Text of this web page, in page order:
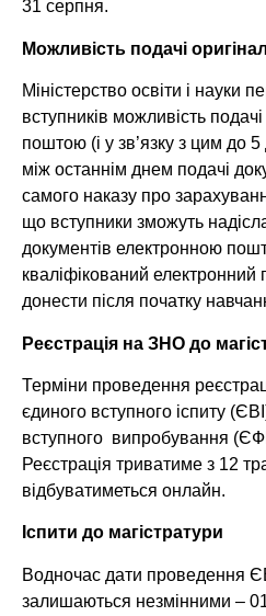
31 серпня.
Можливість подачі
Міністерство освіти і науки
вступників можливість
поштою (і у зв’язку з цим до
між останнім днем подачі
самого наказу про
що вступники зможуть
документів електронною
кваліфікований електронний
донести після початку
Реєстрація на ЗНО до
Терміни проведення
єдиного вступного іспиту
вступного випробування
Реєстрація триватиме з 12
відбуватиметься онлайн.
Іспити до магістратури
Водночас дати проведення
залишаються незмінними –